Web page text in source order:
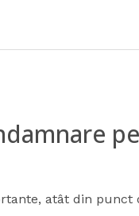
atât din punct